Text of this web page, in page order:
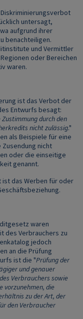
untersagt,
aufgrund ihrer
benachteiligen.
und Vermittler
oder Bereichen
waren.
ist das Verbot der
Entwurfs besagt:
durch den
nicht zulässig."
als Beispiele für eine
nicht
oder die einseitige
genannt.
das Werben für oder
waren
des Verbrauchers zu
jedoch
an die Prüfung
ist die "Prüfung der
und genauer
Verbrauchers sowie
vorzunehmen, die
zu der Art, der
den Verbraucher